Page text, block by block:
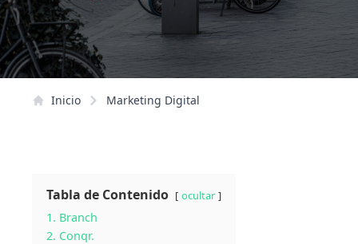
Inicio Marketing Digital
Tabla de Contenido ocultar
1. Branch
2. Conqr.